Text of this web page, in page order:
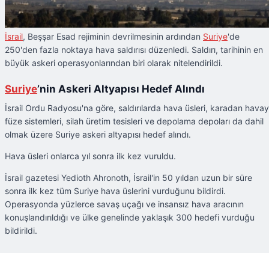
İsrail, Beşşar Esad rejiminin devrilmesinin ardından Suriye'de
250'den fazla noktaya hava saldırısı düzenledi. Saldırı, tarihinin en
büyük askeri operasyonlarından biri olarak nitelendirildi.
Suriye’nin Askeri Altyapısı Hedef Alındı
İsrail Ordu Radyosu'na göre, saldırılarda hava üsleri, karadan
füze sistemleri, silah üretim tesisleri ve depolama depoları da dahil
olmak üzere Suriye askeri altyapısı hedef alındı.
Hava üsleri onlarca yıl sonra ilk kez vuruldu.
İsrail gazetesi Yedioth Ahronoth, İsrail'in 50 yıldan uzun bir süre
sonra ilk kez tüm Suriye hava üslerini vurduğunu bildirdi.
Operasyonda yüzlerce savaş uçağı ve insansız hava aracının
konuşlandırıldığı ve ülke genelinde yaklaşık 300 hedefi vurduğu
bildirildi.